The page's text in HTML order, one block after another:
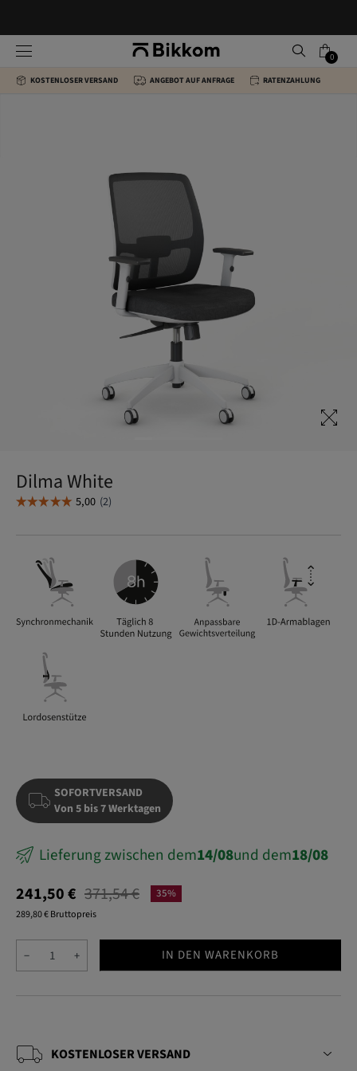
0
KOSTENLOSER VERSAND ANGEBOT AUF ANFRAGE RATENZAHLUNG
Dilma White
SOFORTVERSAND
Von 5 bis 7 Werktagen
Lieferung zwischen dem14/08und dem18/08
35%
241,50 € 371,54 €
289,80 € Bruttopreis
− + IN DEN WARENKORB
KOSTENLOSER VERSAND